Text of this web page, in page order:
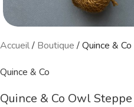
Accueil/ Boutique /Quince &
Quince & Co
Quince & Co Owl Steppe